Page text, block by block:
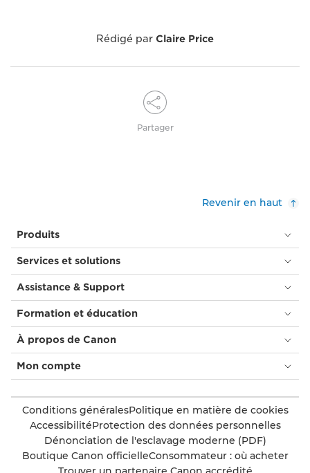
Rédigé par Claire Price
Partager
Revenir en haut
Produits
Services et solutions
Assistance & Support
Formation et éducation
À propos de Canon
Mon compte
Conditions généralesPolitique en matière de cookies
AccessibilitéProtection des données personnelles
Dénonciation de l'esclavage moderne (PDF)
Boutique Canon officielleConsommateur : où acheter